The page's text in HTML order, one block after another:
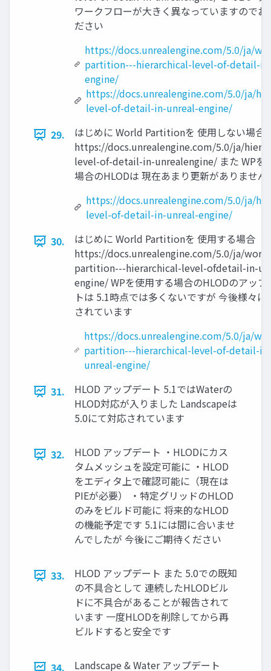
ワークフローが大きく異なっていますので
ださい
https://docs.unrealengine.com/5.0/ja/
partition---hierarchical-level-of-detail-
engine/
https://docs.unrealengine.com/5.0/ja/
level-of-detail-in-unreal-engine/
29.
はじめに World Partitionを 使用しない場合
https://docs.unrealengine.com/5.0/ja/
level-of-detail-in-unrealengine/ また WPを
場合のHLODは 現在あまり更新がありません
https://docs.unrealengine.com/5.0/ja/
level-of-detail-in-unreal-engine/
30.
はじめに World Partitionを 使用する場合
https://docs.unrealengine.com/5.0/ja/
partition---hierarchical-level-ofdetail-in-
engine/ WPを使用する場合のHLODのアップ
トは 5.1時点では多くないですが 今後様々に
されています
https://docs.unrealengine.com/5.0/ja/
partition---hierarchical-level-of-detail-
unreal-engine/
31.
HLOD アップデート 5.1ではWaterの
HLOD対応が入りました Landscapeは
5.0にて対応されています
32.
HLOD アップデート ・HLODにカス
タムメッシュを設定可能に ・HLOD
をエディタ上で確認可能に（現在は
PIEが必要） ・特定グリッドのHLOD
のみをビルド可能に 将来的なHLOD
の機能予定です 5.1には間に合いませ
んでしたが 今後にご期待ください
33.
HLOD アップデート また 5.0での既知
の不具合として 連続したHLODビル
ドに不具合があることが報告されて
います 一度HLODを削除してから再
ビルドすると安全です
34.
Landscape & Water アップデート